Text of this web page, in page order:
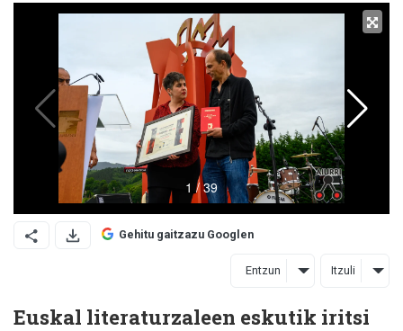
Gehitu gaitzazu Googlen
Entzun Itzuli
Euskal literaturzaleen eskutik iritsi